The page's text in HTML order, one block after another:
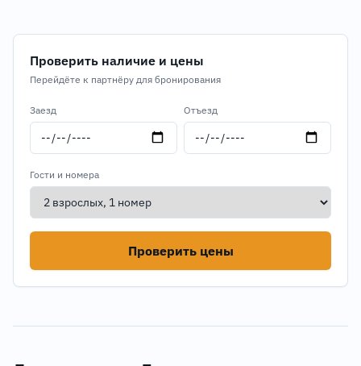
Проверить наличие и цены
Перейдёте к партнёру для бронирования
Заезд Отъезд
Гости и номера
Проверить цены